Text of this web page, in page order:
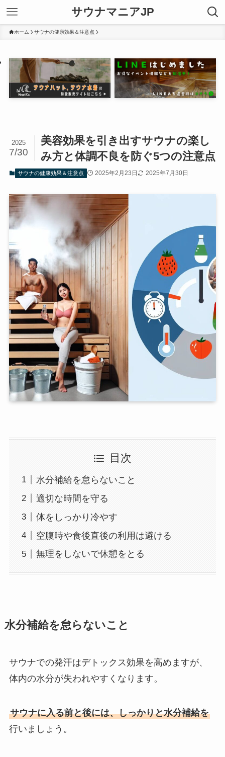
サウナマニアJP
ホーム サウナの健康効果＆注意点
美容効果を引き出すサウナの楽し
み方と体調不良を防ぐ5つの注意点
2025
7/30
サウナの健康効果＆注意点 2025年2月23日 2025年7月30日
目次
水分補給を怠らないこと
適切な時間を守る
体をしっかり冷やす
空腹時や食後直後の利用は避ける
無理をしないで休憩をとる
水分補給を怠らないこと
サウナでの発汗はデトックス効果を高めますが、
体内の水分が失われやすくなります。
サウナに入る前と後には、しっかりと水分補給を
行いましょう。